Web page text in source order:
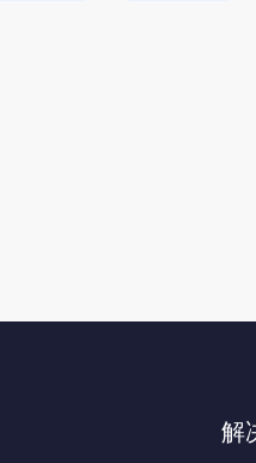
解